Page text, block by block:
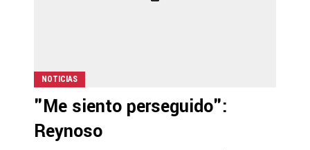
NOTICIAS
"Me siento perseguido":
Reynoso